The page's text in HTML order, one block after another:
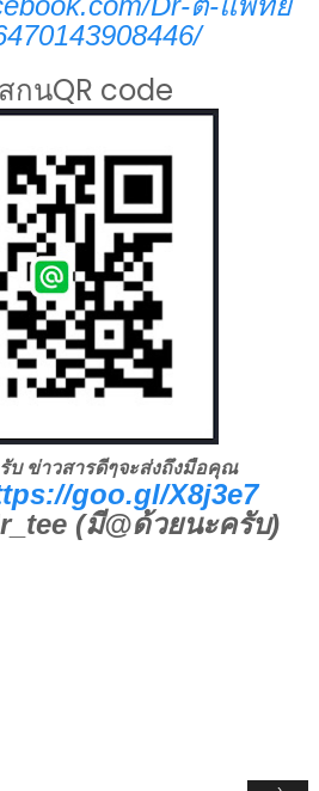
กนQR code
บ ข่าวสารดีๆจะส่งถึงมือคุณ
goo.gl/X8j3e7
(มี@ด้วยนะครับ)